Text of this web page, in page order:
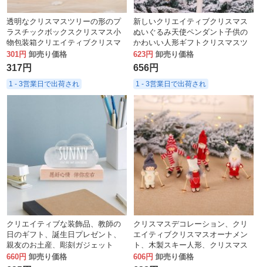
透明なクリスマスツリーの形のプ
ラスチックボックスクリスマス小
物包装箱クリエイティブクリスマ
スツリー透明ペンダント卸売
301円 卸売り価格
317円
1 - 3営業日で出荷され
新しいクリエイティブクリスマス
ぬいぐるみ天使ペンダント子供の
かわいい人形ギフトクリスマスツ
リーペンダント
623円 卸売り価格
656円
1 - 3営業日で出荷され
クリエイティブな装飾品、教師の
日のギフト、誕生日プレゼント、
親友のお土産、彫刻ガジェット
660円 卸売り価格
クリスマスデコレーション、クリ
エイティブクリスマスオーナメン
ト、木製スキー人形、クリスマス
ツリーペンダント、ミニ人形
606円 卸売り価格